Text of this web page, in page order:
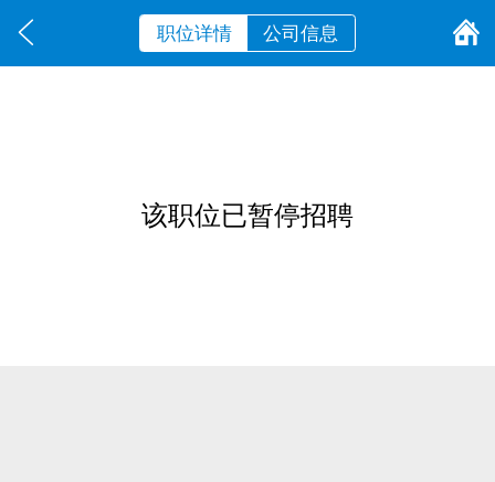
职位详情 公司信息
该职位已暂停招聘